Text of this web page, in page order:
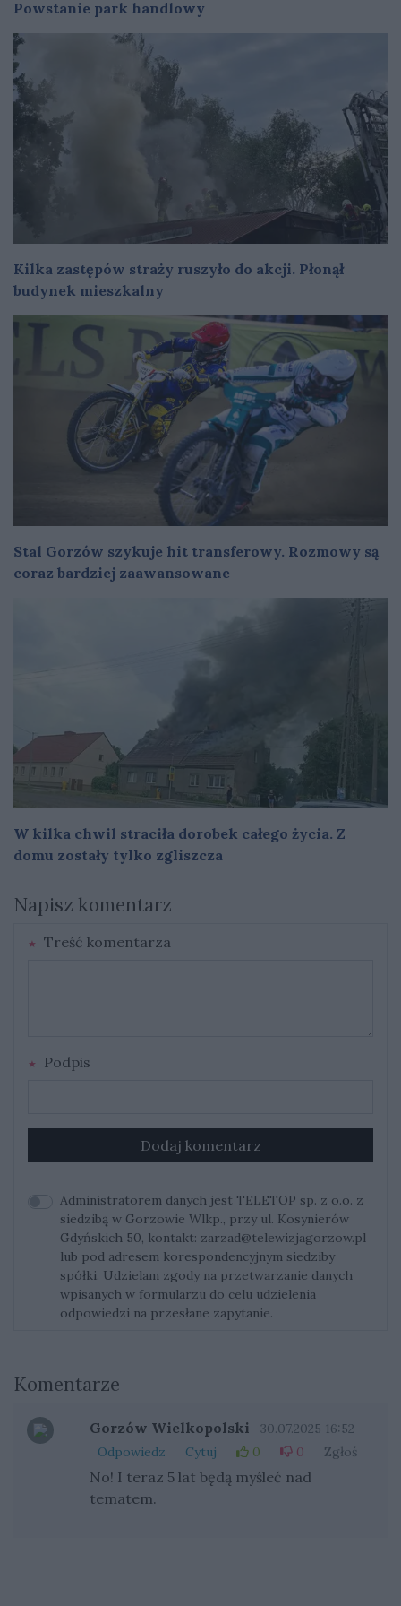
Powstanie park handlowy
Kilka zastępów straży ruszyło do akcji. Płonął
budynek mieszkalny
Stal Gorzów szykuje hit transferowy. Rozmowy są
coraz bardziej zaawansowane
W kilka chwil straciła dorobek całego życia. Z
domu zostały tylko zgliszcza
Napisz komentarz
Treść komentarza
Podpis
Dodaj komentarz
Administratorem danych jest TELETOP sp. z o.o. z
siedzibą w Gorzowie Wlkp., przy ul. Kosynierów
Gdyńskich 50, kontakt: zarzad@telewizjagorzow.pl
lub pod adresem korespondencyjnym siedziby
spółki. Udzielam zgody na przetwarzanie danych
wpisanych w formularzu do celu udzielenia
odpowiedzi na przesłane zapytanie.
Komentarze
Gorzów Wielkopolski
30.07.2025 16:52
Odpowiedz
Cytuj 0 0 Zgłoś
No! I teraz 5 lat będą myśleć nad
tematem.